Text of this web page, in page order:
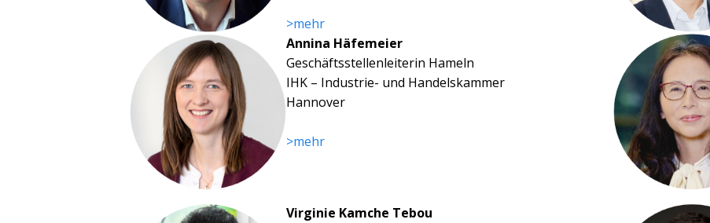
>mehr
Annina Häfemeier
Geschäftsstellenleiterin Hameln
IHK – Industrie- und Handelskammer
Hannover
>mehr
Virginie Kamche Tebou